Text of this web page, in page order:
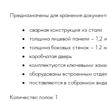
Предназначены для хранения
сварная конструкция из стали
толщина лицевой панели – 1,2
толщина боковых стенок – 1.2
коробчатая дверь
комплектуются ключевыми
оборудованы встроенным
поставляются в собранном виде
Количество полок: 1